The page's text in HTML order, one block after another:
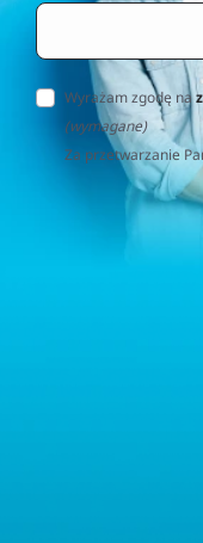
Wyrażam zgodę na
(wymagane)
Za przetwarzanie
(Rozporządzenie o
jest firma
Warszawa, Polska,